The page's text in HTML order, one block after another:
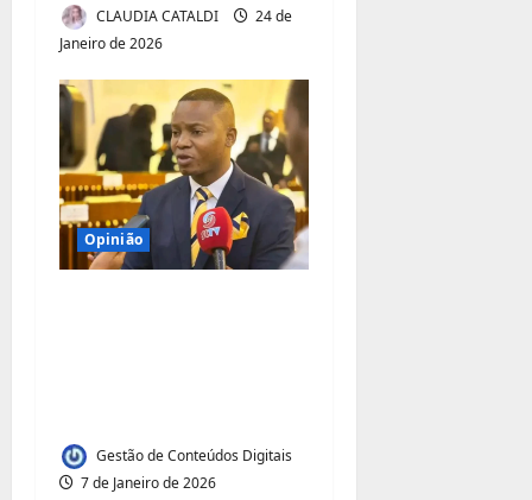
CLAUDIA CATALDI
24 de
Janeiro de 2026
Opinião
Gestão de Conteúdos Digitais
7 de Janeiro de 2026